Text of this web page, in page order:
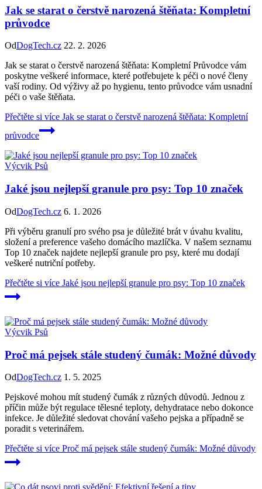
Jak se starat o čerstvě narozená štěňata: Kompletní
průvodce
OdDogTech.cz 22. 2. 2026
Jak se starat o čerstvě narozená štěňata: Kompletní Průvodce vám
poskytne veškeré informace, které potřebujete k péči o nové členy
vaší rodiny. Od výživy až po hygienu, tento průvodce vám usnadní
péči o vaše štěňata.
Přečtěte si více Jak se starat o čerstvě narozená štěňata: Kompletní
průvodce
Výcvik Psů
Jaké jsou nejlepší granule pro psy: Top 10 značek
OdDogTech.cz 6. 1. 2026
Při výběru granulí pro svého psa je důležité brát v úvahu kvalitu,
složení a preference vašeho domácího mazlíčka. V našem seznamu
Top 10 značek najdete nejlepší granule pro psy, které mu dodají
veškeré nutriční potřeby.
Přečtěte si více Jaké jsou nejlepší granule pro psy: Top 10 značek
Výcvik Psů
Proč má pejsek stále studený čumák: Možné důvody
OdDogTech.cz 1. 5. 2025
Pejskové mohou mít studený čumák z různých důvodů. Jednou z
příčin může být regulace tělesné teploty, dehydratace nebo dokonce
infekce. Je důležité sledovat chování vašeho pejska a případně se
poradit s veterinářem.
Přečtěte si více Proč má pejsek stále studený čumák: Možné důvody